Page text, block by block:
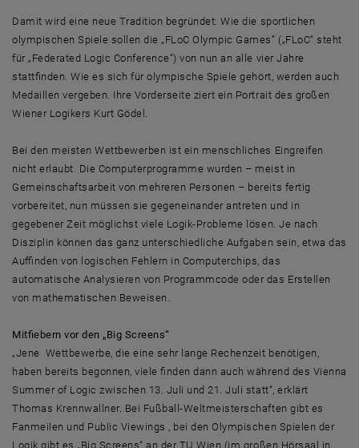
Damit wird eine neue Tradition begründet: Wie die sportlichen
olympischen Spiele sollen die „FLoC Olympic Games“ („FLoC“ steht
für „Federated Logic Conference“) von nun an alle vier Jahre
stattfinden. Wie es sich für olympische Spiele gehört, werden auch
Medaillen vergeben. Ihre Vorderseite ziert ein Portrait des großen
Wiener Logikers Kurt Gödel.
Bei den meisten Wettbewerben ist ein menschliches Eingreifen
nicht erlaubt. Die Computerprogramme wurden – meist in
Gemeinschaftsarbeit von mehreren Personen – bereits fertig
vorbereitet, nun müssen sie gegeneinander antreten und in
gegebener Zeit möglichst viele Logik-Probleme lösen. Je nach
Disziplin können das ganz unterschiedliche Aufgaben sein, etwa das
Auffinden von logischen Fehlern in Computerchips, das
automatische Analysieren von Programmcode oder das Erstellen
von mathematischen Beweisen.
Mitfiebern vor den „Big Screens“
„Jene Wettbewerbe, die eine sehr lange Rechenzeit benötigen,
haben bereits begonnen, viele finden dann auch während des Vienna
Summer of Logic zwischen 13. Juli und 21. Juli statt“, erklärt
Thomas Krennwallner. Bei Fußball-Weltmeisterschaften gibt es
Fanmeilen und Public Viewings , bei den Olympischen Spielen der
Logik gibt es „Big Screens“ an der TU Wien (im großen Hörsaal in